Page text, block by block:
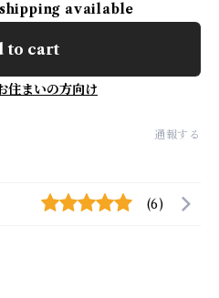
available
to cart
住まいの方向け
通報する
(6)